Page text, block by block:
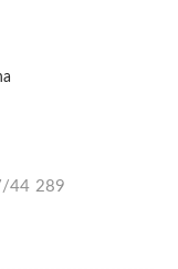
44 289